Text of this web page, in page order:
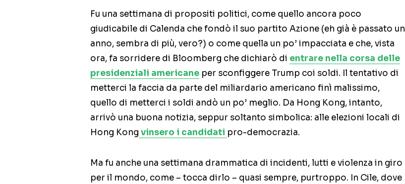
Fu una settimana di propositi politici, come quello ancora poco
giudicabile di Calenda che fondò il suo partito Azione (eh già è passato un
anno, sembra di più, vero?) o come quella un po’ impacciata e che, vista
ora, fa sorridere di Bloomberg che dichiarò di entrare nella corsa delle
presidenziali americane per sconfiggere Trump coi soldi. Il tentativo di
metterci la faccia da parte del miliardario americano finì malissimo,
quello di metterci i soldi andò un po’ meglio. Da Hong Kong, intanto,
arrivò una buona notizia, seppur soltanto simbolica: alle elezioni locali di
Hong Kong vinsero i candidati pro-democrazia.
Ma fu anche una settimana drammatica di incidenti, lutti e violenza in giro
per il mondo, come – tocca dirlo – quasi sempre, purtroppo. In Cile, dove